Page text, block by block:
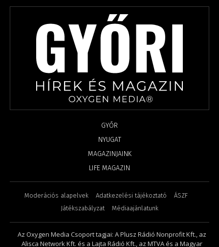
GYŐR
NYUGAT
MAGAZINJAINK
LIFE MAGAZIN
Moderációs alapelvek Adatkezelési tájékoztató
ÁSZF
Játékszabályzat
Médiaajánlatunk
Az Oxygen Media Csoport tagjai: A Plusz Rádió Nonprofit Kft., az
Alisca Network Kft. és a Lajta Rádió Kft., az MTVA és a Magyar